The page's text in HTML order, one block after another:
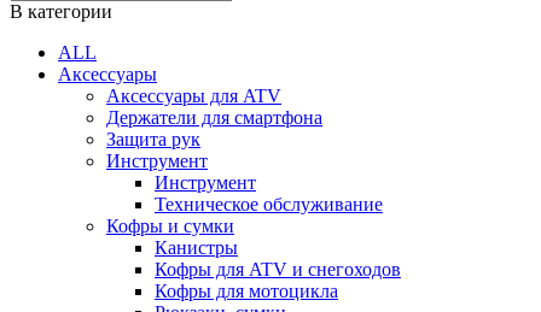
В категории
ALL
Аксессуары
Аксессуары для ATV
Держатели для смартфона
Защита рук
Инструмент
Инструмент
Техническое обслуживание
Кофры и сумки
Канистры
Кофры для ATV и снегоходов
Кофры для мотоцикла